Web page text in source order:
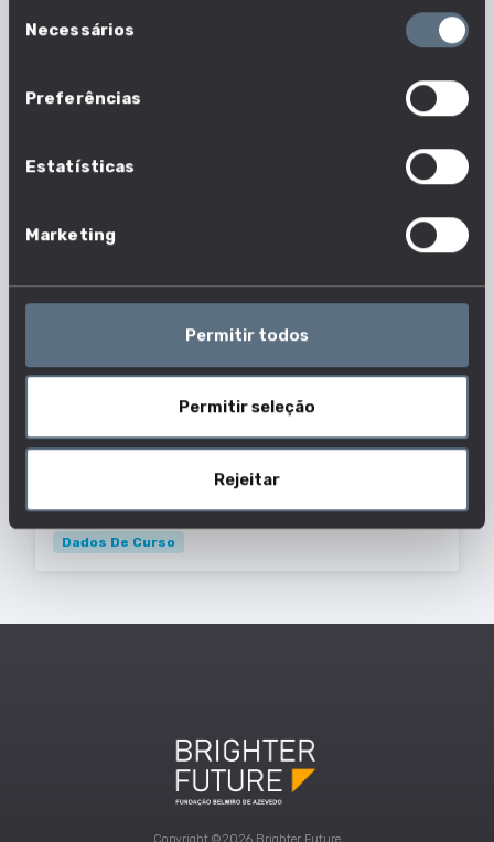
deNecessários
Preferências
Estatísticas
Marketing
Permitir todos
Permitir seleção
Rejeitar
Tipo de Ensino
Contactos
QUINTA DA ALAGOA - ESTRADA DE NELAS -
Dados De Curso
Nota de candidatura do último colocado
Dados De Curso